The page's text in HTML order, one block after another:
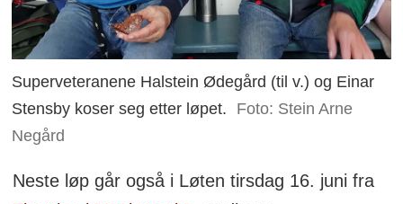
Superveteranene Halstein Ødegård (til v.) og Einar
Stensby koser seg etter løpet.
Foto: Stein Arne
Negård
Neste løp går også i Løten tirsdag 16. juni fra